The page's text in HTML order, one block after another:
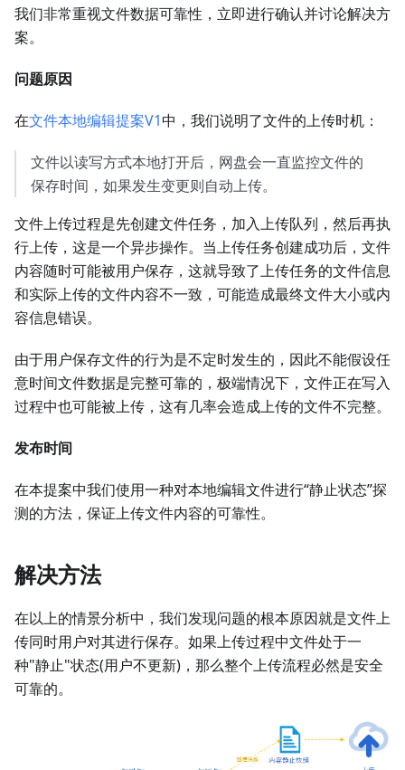
我们非常重视文件数据可靠性，立即进行确认并讨论解决方
案。
问题原因
在文件本地编辑提案V1中，我们说明了文件的上传时机：
文件以读写方式本地打开后，网盘会一直监控文件的
保存时间，如果发生变更则自动上传。
文件上传过程是先创建文件任务，加入上传队列，然后再执
行上传，这是一个异步操作。当上传任务创建成功后，文件
内容随时可能被用户保存，这就导致了上传任务的文件信息
和实际上传的文件内容不一致，可能造成最终文件大小或内
容信息错误。
由于用户保存文件的行为是不定时发生的，因此不能假设任
意时间文件数据是完整可靠的，极端情况下，文件正在写入
过程中也可能被上传，这有几率会造成上传的文件不完整。
发布时间
在本提案中我们使用一种对本地编辑文件进行“静止状态”探
测的方法，保证上传文件内容的可靠性。
解决方法
在以上的情景分析中，我们发现问题的根本原因就是文件上
传同时用户对其进行保存。如果上传过程中文件处于一
种"静止"状态(用户不更新)，那么整个上传流程必然是安全
可靠的。